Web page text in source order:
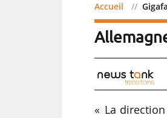
Accueil
« La